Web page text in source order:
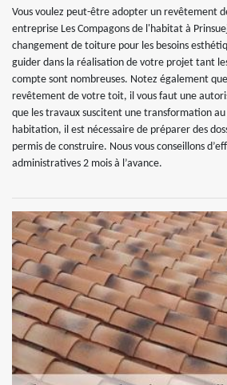
Vous voulez peut-être adopter un revêtement
entreprise Les Compagons de l'habitat à
changement de toiture pour les besoins
guider dans la réalisation de votre projet tant
compte sont nombreuses. Notez également
revêtement de votre toit, il vous faut une
que les travaux suscitent une transformation
habitation, il est nécessaire de préparer des
permis de construire. Nous vous conseillons
administratives 2 mois à l’avance.